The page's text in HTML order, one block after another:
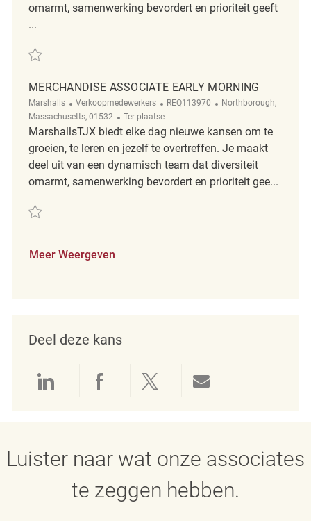
omarmt, samenwerking bevordert en prioriteit geeft
...
Redden Early Morning Associate REQ139779
MERCHANDISE ASSOCIATE EARLY MORNING
Marshalls Categorie
Verkoopmedewerkers ReqId
REQ113970 Plaats
Northborough,
Massachusetts, 01532
Afgelegen
Ter plaatse
MarshallsTJX biedt elke dag nieuwe kansen om te
groeien, te leren en jezelf te overtreffen. Je maakt
deel uit van een dynamisch team dat diversiteit
omarmt, samenwerking bevordert en prioriteit gee...
Redden Merchandise Associate Early Morning REQ113970
Meer Weergeven
Deel deze kans
Delen via LinkedIn
Delen via Facebook
Delen via twitter
Luister naar wat onze associates
te zeggen hebben.